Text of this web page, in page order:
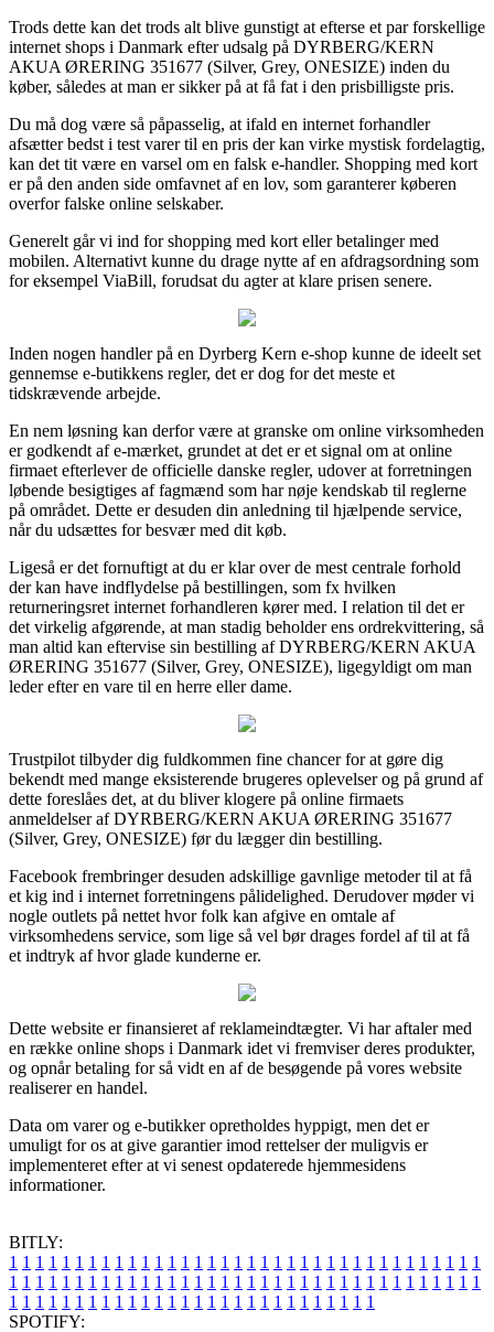
Trods dette kan det trods alt blive gunstigt at efterse et par forskellige
internet shops i Danmark efter udsalg på DYRBERG/KERN
AKUA ØRERING 351677 (Silver, Grey, ONESIZE) inden du
køber, således at man er sikker på at få fat i den prisbilligste pris.
Du må dog være så påpasselig, at ifald en internet forhandler
afsætter bedst i test varer til en pris der kan virke mystisk fordelagtig,
kan det tit være en varsel om en falsk e-handler. Shopping med kort
er på den anden side omfavnet af en lov, som garanterer køberen
overfor falske online selskaber.
Generelt går vi ind for shopping med kort eller betalinger med
mobilen. Alternativt kunne du drage nytte af en afdragsordning som
for eksempel ViaBill, forudsat du agter at klare prisen senere.
Inden nogen handler på en Dyrberg Kern e-shop kunne de ideelt set
gennemse e-butikkens regler, det er dog for det meste et
tidskrævende arbejde.
En nem løsning kan derfor være at granske om online virksomheden
er godkendt af e-mærket, grundet at det er et signal om at online
firmaet efterlever de officielle danske regler, udover at forretningen
løbende besigtiges af fagmænd som har nøje kendskab til reglerne
på området. Dette er desuden din anledning til hjælpende service,
når du udsættes for besvær med dit køb.
Ligeså er det fornuftigt at du er klar over de mest centrale forhold
der kan have indflydelse på bestillingen, som fx hvilken
returneringsret internet forhandleren kører med. I relation til det er
det virkelig afgørende, at man stadig beholder ens ordrekvittering, så
man altid kan eftervise sin bestilling af DYRBERG/KERN AKUA
ØRERING 351677 (Silver, Grey, ONESIZE), ligegyldigt om man
leder efter en vare til en herre eller dame.
Trustpilot tilbyder dig fuldkommen fine chancer for at gøre dig
bekendt med mange eksisterende brugeres oplevelser og på grund af
dette foreslåes det, at du bliver klogere på online firmaets
anmeldelser af DYRBERG/KERN AKUA ØRERING 351677
(Silver, Grey, ONESIZE) før du lægger din bestilling.
Facebook frembringer desuden adskillige gavnlige metoder til at få
et kig ind i internet forretningens pålidelighed. Derudover møder vi
nogle outlets på nettet hvor folk kan afgive en omtale af
virksomhedens service, som lige så vel bør drages fordel af til at få
et indtryk af hvor glade kunderne er.
Dette website er finansieret af reklameindtægter. Vi har aftaler med
en række online shops i Danmark idet vi fremviser deres produkter,
og opnår betaling for så vidt en af de besøgende på vores website
realiserer en handel.
Data om varer og e-butikker opretholdes hyppigt, men det er
umuligt for os at give garantier imod rettelser der muligvis er
implementeret efter at vi senest opdaterede hjemmesidens
informationer.
BITLY:
1 1 1 1 1 1 1 1 1 1 1 1 1 1 1 1 1 1 1 1 1 1 1 1 1 1 1 1 1 1 1 1 1 1 1 1
1 1 1 1 1 1 1 1 1 1 1 1 1 1 1 1 1 1 1 1 1 1 1 1 1 1 1 1 1 1 1 1 1 1 1 1
1 1 1 1 1 1 1 1 1 1 1 1 1 1 1 1 1 1 1 1 1 1 1 1 1 1 1 1
SPOTIFY: